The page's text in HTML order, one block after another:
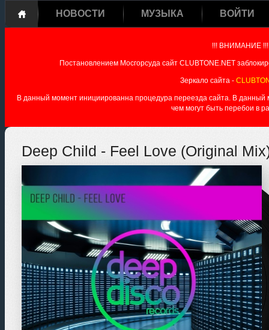
НОВОСТИ МУЗЫКА ВОЙТИ
!!! ВНИМАНИЕ !!!
Постановлением Мосгорсуда сайт CLUBTONE.NET
Зеркало сайта -
В данный момент инициированна процедура переезда сайта. В данный
чем могут быть перебои в
Deep Child - Feel Love (Original